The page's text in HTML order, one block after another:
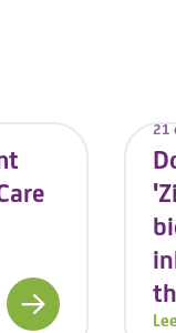
21